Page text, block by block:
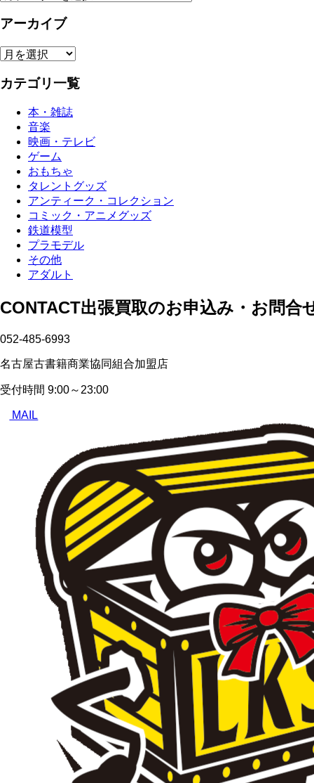
ゴ
ー
アーカイブ
ア
カ
カテゴリ一覧
本・雑誌
音楽
映画・テレビ
ゲーム
おもちゃ
タレントグッズ
アンティーク・コレクション
コミック・アニメグッズ
鉄道模型
プラモデル
その他
アダルト
CONTACT出張買取のお申込み・お問合
052-485-6993
名古屋古書籍商業協同組合加盟店
受付時間 9:00～23:00
MAIL